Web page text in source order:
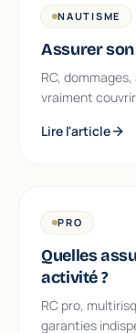
NAUTISME
Assurer
RC,
vraiment
Lire l'article
PRO
Quelles
activité ?
RC pro,
garanties